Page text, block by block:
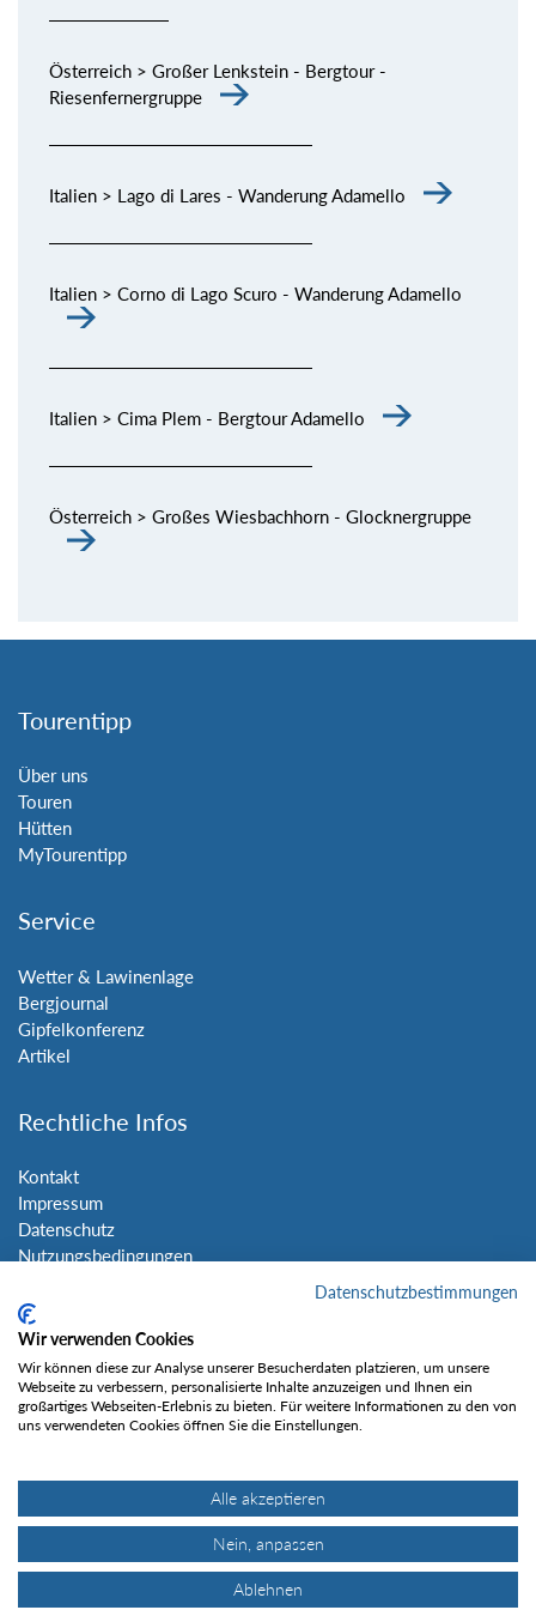
Österreich > Großer Lenkstein - Bergtour -
Riesenfernergruppe
Italien > Lago di Lares - Wanderung Adamello
Italien > Corno di Lago Scuro - Wanderung Adamello
Italien > Cima Plem - Bergtour Adamello
Österreich > Großes Wiesbachhorn - Glocknergruppe
Tourentipp
Über uns
Touren
Hütten
MyTourentipp
Service
Wetter & Lawinenlage
Bergjournal
Gipfelkonferenz
Artikel
Rechtliche Infos
Kontakt
Impressum
Datenschutz
Nutzungsbedingungen
Social Media
Gefällt mir
Datenschutzbestimmungen
Wir verwenden Cookies
Wir können diese zur Analyse unserer Besucherdaten platzieren, um unsere
Webseite zu verbessern, personalisierte Inhalte anzuzeigen und Ihnen ein
großartiges Webseiten-Erlebnis zu bieten. Für weitere Informationen zu den von
uns verwendeten Cookies öffnen Sie die Einstellungen.
Alle akzeptieren
Nein, anpassen
Ablehnen